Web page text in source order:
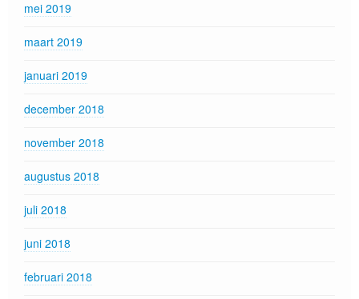
mei 2019
maart 2019
januari 2019
december 2018
november 2018
augustus 2018
juli 2018
juni 2018
februari 2018